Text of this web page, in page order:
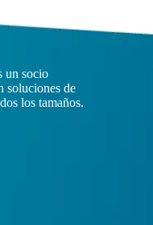
un socio
soluciones de
los tamaños.